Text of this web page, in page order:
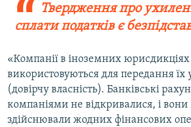
Твердження про
сплати податків є
«Компанії в іноземних юрисдикціях
використовуються для передання
(довірчу власність). Банківські
компаніями не відкривалися, і вони
здійснювали жодних фінансових